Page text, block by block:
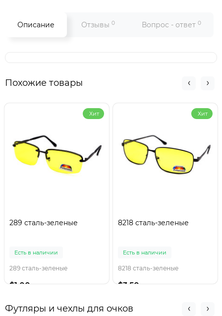
Описание Отзывы 0 Вопрос - ответ 0
Похожие товары
Хит
289 сталь-зеленые
Есть в наличии
289 сталь-зеленые
$1.00
Хит
8218 сталь-зеленые
Есть в наличии
8218 сталь-зеленые
$3.50
Футляры и чехлы для очков